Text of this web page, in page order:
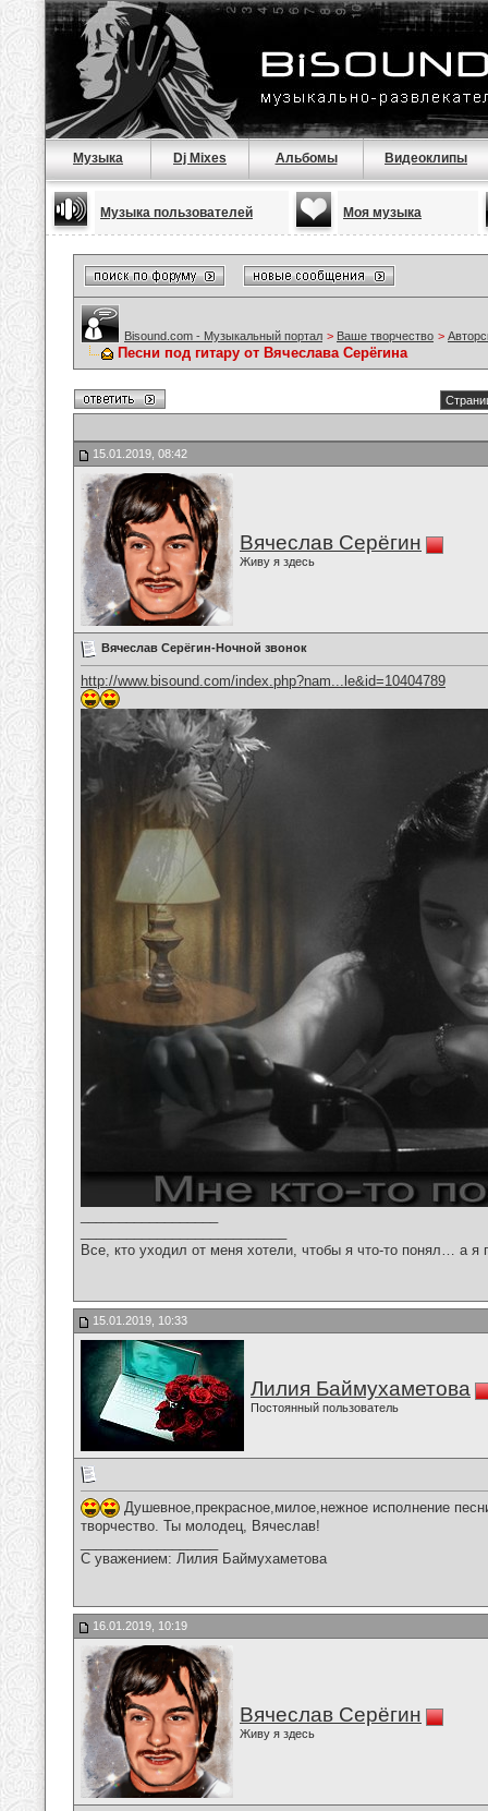
Музыка Dj Mixes Альбомы Видеоклипы
Музыка пользователей Моя музыка
Bisound.com - Музыкальный портал > Ваше творчество >
Песни под гитару от Вячеслава Серёгина
15.01.2019, 08:42
Вячеслав Серёгин
Живу я здесь
Вячеслав Серёгин-Ночной звонок
http://www.bisound.com/index.php?nam...le&id=10404789
Все, кто уходил от меня хотели, чтобы я что-то понял… а
15.01.2019, 10:33
Лилия Баймухаметова
Постоянный пользователь
Душевное,прекрасное,милое,нежное исполнение
творчество. Ты молодец, Вячеслав!
С уважением: Лилия Баймухаметова
16.01.2019, 10:19
Вячеслав Серёгин
Живу я здесь